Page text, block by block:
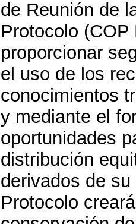
de Reunión de
Protocolo (COP
proporcionar
el uso de los
conocimientos
y mediante el
oportunidades
distribución
derivados de
Protocolo